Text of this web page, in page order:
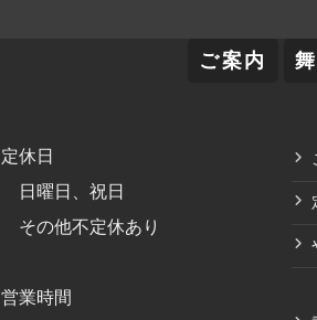
ご案内
定休日
日曜日、祝日
その他不定休あり
営業時間